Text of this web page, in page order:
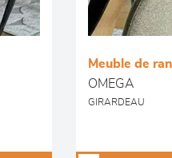
Meuble de
OMEGA
GIRARDEAU